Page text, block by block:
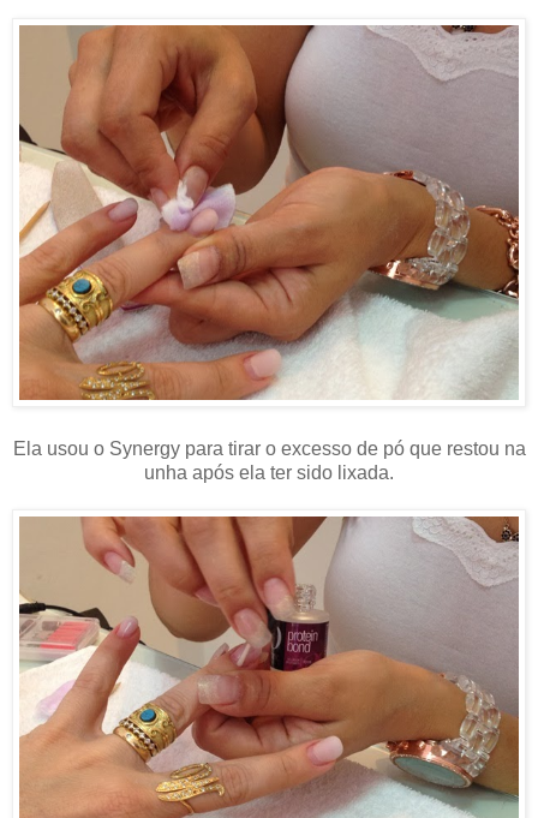
Ela usou o Synergy para tirar o excesso de pó que restou na
unha após ela ter sido lixada.